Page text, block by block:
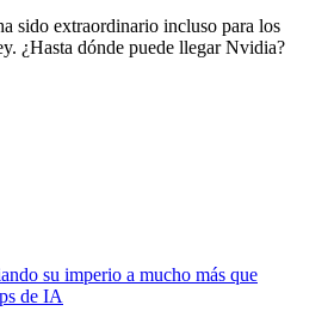
sido extraordinario incluso para los
¿Hasta dónde puede llegar Nvidia?